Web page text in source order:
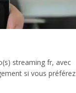
streaming fr, avec
si vous préférez